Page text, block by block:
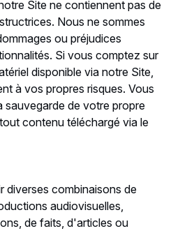
Site ne contiennent pas de
Nous ne sommes
ou préjudices
Si vous comptez sur
disponible via notre Site,
à vos propres risques. Vous
sauvegarde de votre propre
contenu téléchargé via le
diverses combinaisons de
audiovisuelles,
de faits, d'articles ou